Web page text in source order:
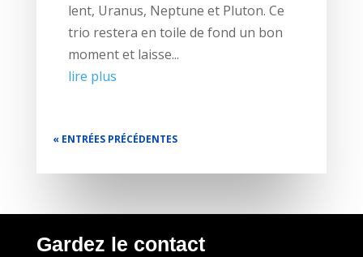
lent, Uranus, Neptune et Pluton. Ce
trio restera en toile de fond un bon
moment et laisse...
lire plus
« ENTRÉES PRÉCÉDENTES
Gardez le contact